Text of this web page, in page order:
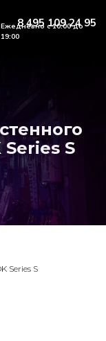
8 495 109 24 95
Ежедневно с 10:00 до
19:00
S
Series S